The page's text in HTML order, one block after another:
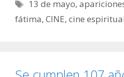
Etiquetas
13 de mayo,
fátima, CINE, cine espiritual